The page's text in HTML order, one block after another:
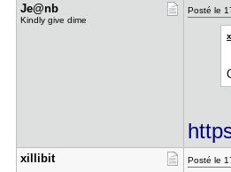
Je@nb
Kindly give dime
Posté le
xillibit Posté le